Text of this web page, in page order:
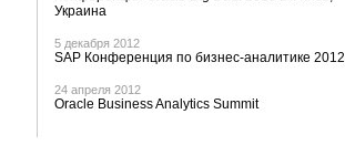
Украина
5 декабря 2012
SAP Конференция по бизнес-аналитике 2012
24 апреля 2012
Oracle Business Analytics Summit